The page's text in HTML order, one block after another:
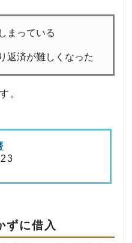
まっている
返済が難しくなった
。
ずに借入